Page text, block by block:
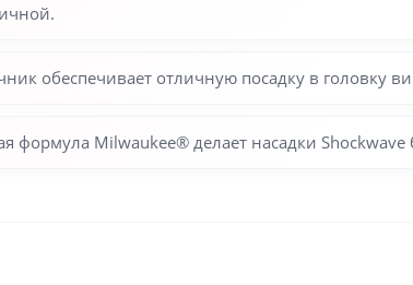
обеспечивает отличную посадку в головку
формула Milwaukee® делает насадки